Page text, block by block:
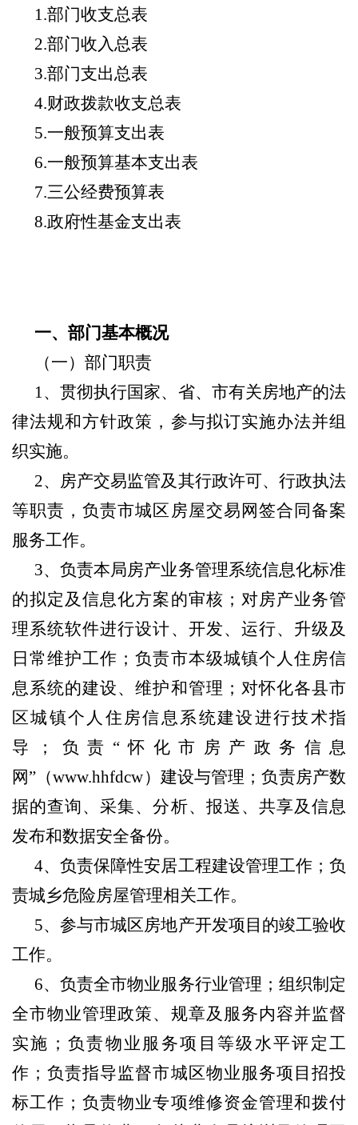
1.部门收支总表
2.部门收入总表
3.部门支出总表
4.财政拨款收支总表
5.一般预算支出表
6.一般预算基本支出表
7.三公经费预算表
8.政府性基金支出表
一、部门基本概况
（一）部门职责
1、贯彻执行国家、省、市有关房地产的法
律法规和方针政策，参与拟订实施办法并组
织实施。
2、房产交易监管及其行政许可、行政执法
等职责，负责市城区房屋交易网签合同备案
服务工作。
3、负责本局房产业务管理系统信息化标准
的拟定及信息化方案的审核；对房产业务管
理系统软件进行设计、开发、运行、升级及
日常维护工作；负责市本级城镇个人住房信
息系统的建设、维护和管理；对怀化各县市
区城镇个人住房信息系统建设进行技术指
导；负责“怀化市房产政务信息
网”（www.hhfdcw）建设与管理；负责房产数
据的查询、采集、分析、报送、共享及信息
发布和数据安全备份。
4、负责保障性安居工程建设管理工作；负
责城乡危险房屋管理相关工作。
5、参与市城区房地产开发项目的竣工验收
工作。
6、负责全市物业服务行业管理；组织制定
全市物业管理政策、规章及服务内容并监督
实施；负责物业服务项目等级水平评定工
作；负责指导监督市城区物业服务项目招投
标工作；负责物业专项维修资金管理和拨付